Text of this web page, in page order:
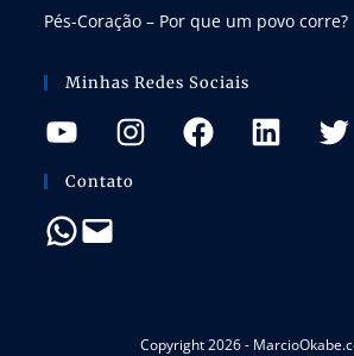
Pés-Coração – Por que um povo corre?
Minhas Redes Sociais
Contato
Copyright 2026 -